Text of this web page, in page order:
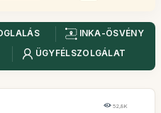
INKA-ÖSVÉNY
ÜGYFÉLSZOLGÁLAT
52,8K